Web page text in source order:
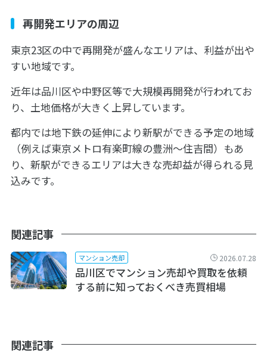
再開発エリアの周辺
東京23区の中で再開発が盛んなエリアは、利益が出や
すい地域です。
近年は品川区や中野区等で大規模再開発が行われてお
り、土地価格が大きく上昇しています。
都内では地下鉄の延伸により新駅ができる予定の地域
（例えば東京メトロ有楽町線の豊洲～住吉間）もあ
り、新駅ができるエリアは大きな売却益が得られる見
込みです。
関連記事
マンション売却 2026.07.28
品川区でマンション売却や買取を依頼
する前に知っておくべき売買相場
関連記事